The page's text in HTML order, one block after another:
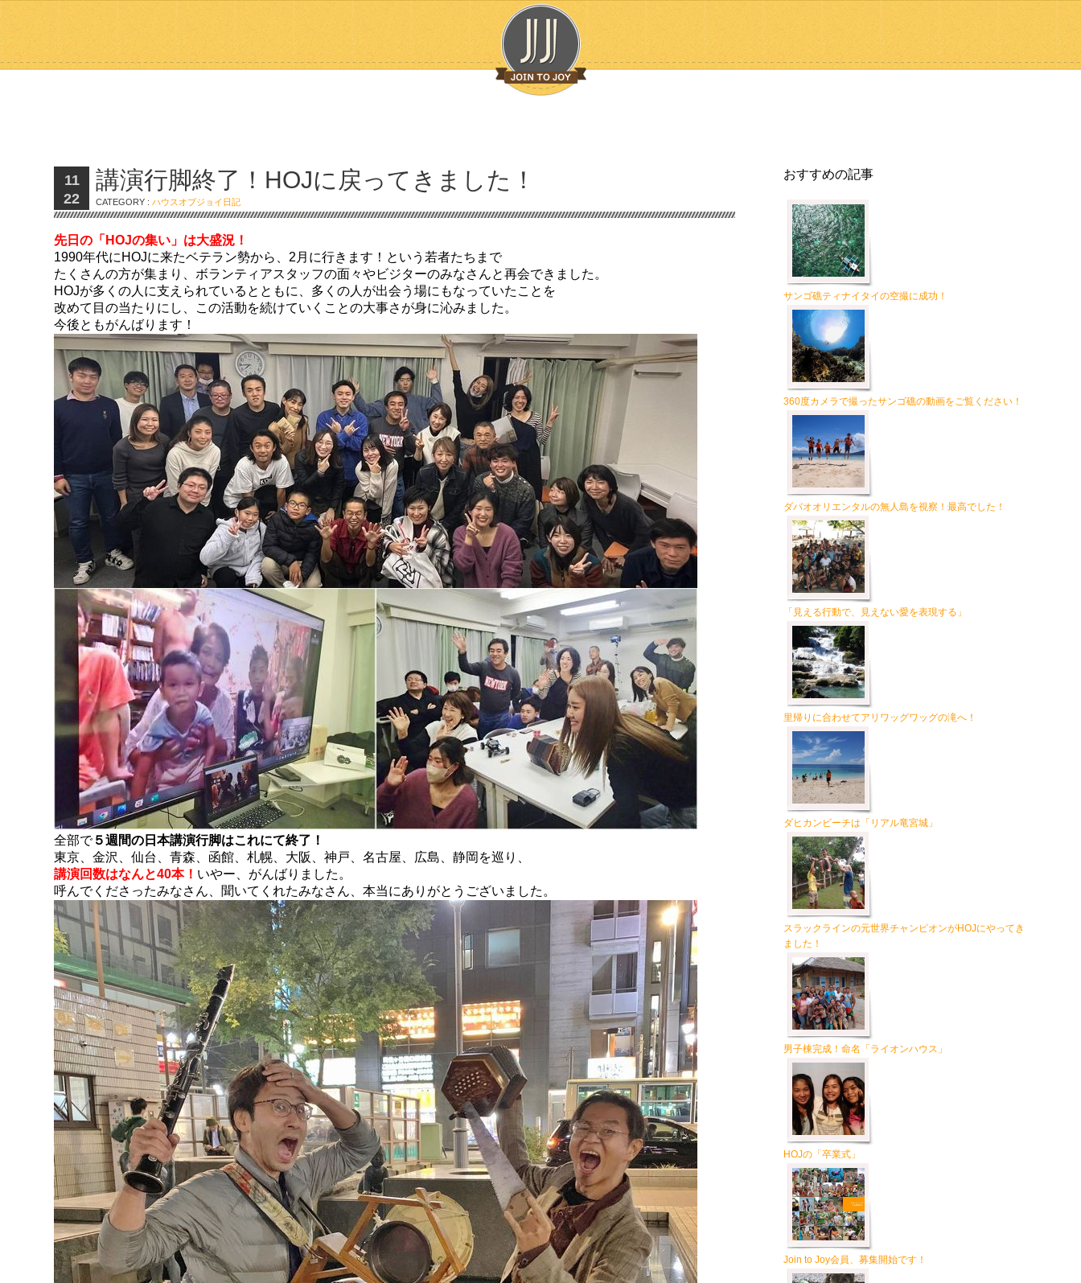
11
22
講演行脚終了！HOJに戻ってきました！
CATEGORY :ハウスオブジョイ日記
先日の「HOJの集い」は大盛況！
1990年代にHOJに来たベテラン勢から、2月に行きます！という若者たちまで
たくさんの方が集まり、ボランティアスタッフの面々やビジターのみなさんと再会できました。
HOJが多くの人に支えられているとともに、多くの人が出会う場にもなっていたことを
改めて目の当たりにし、この活動を続けていくことの大事さが身に沁みました。
今後ともがんばります！
全部で５週間の日本講演行脚はこれにて終了！
東京、金沢、仙台、青森、函館、札幌、大阪、神戸、名古屋、広島、静岡を巡り、
講演回数はなんと40本！ いやー、がんばりました。
呼んでくださったみなさん、聞いてくれたみなさん、本当にありがとうございました。
おすすめの記事
サンゴ礁ティナイタイの空撮に成功！
360度カメラで撮ったサンゴ礁の動画をご覧ください！
ダバオオリエンタルの無人島を視察！最高でした！
「見える行動で、見えない愛を表現する」
里帰りに合わせてアリワッグワッグの滝へ！
ダヒカンビーチは「リアル竜宮城」
スラックラインの元世界チャンピオンがHOJにやってき
ました！
男子棟完成！命名「ライオンハウス」
HOJの「卒業式」
Join to Joy会員、募集開始です！